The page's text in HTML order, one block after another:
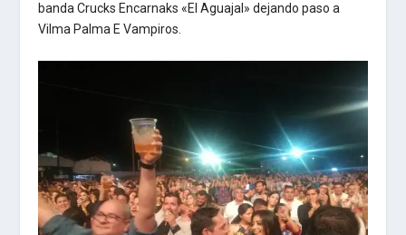
banda Crucks Encarnaks «El Aguajal» dejando paso a
Vilma Palma E Vampiros.